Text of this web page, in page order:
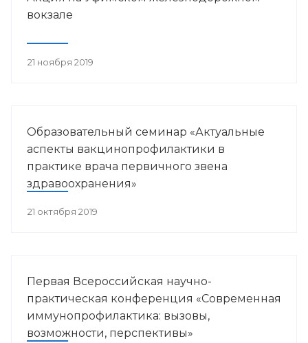
вокзале
21 ноября 2019
Образовательный семинар «Актуальные
аспекты вакцинопрофилактики в
практике врача первичного звена
здравоохранения»
21 октября 2019
Первая Всероссийская научно-
практическая конференция «Современная
иммунопрофилактика: вызовы,
возможности, перспективы»